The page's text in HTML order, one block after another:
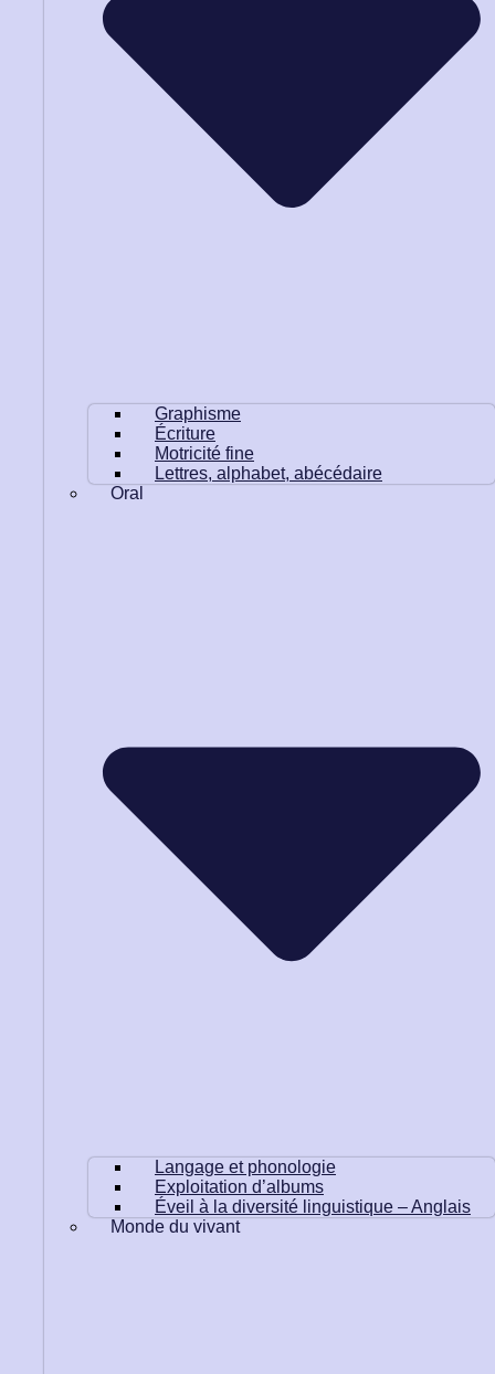
Graphisme
Écriture
Motricité fine
Lettres, alphabet, abécédaire
Oral
Langage et phonologie
Exploitation d’albums
Éveil à la diversité linguistique – Anglais
Monde du vivant